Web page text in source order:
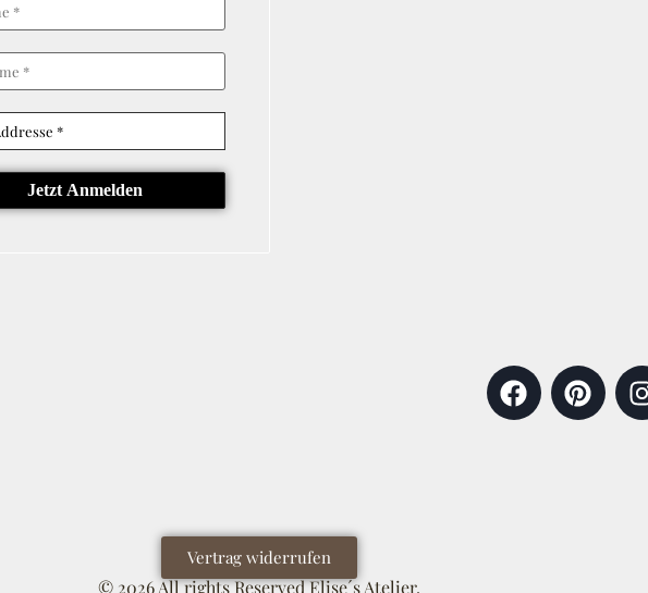
Vertrag widerrufen
© 2026 All rights Reserved Elise´s Atelier.